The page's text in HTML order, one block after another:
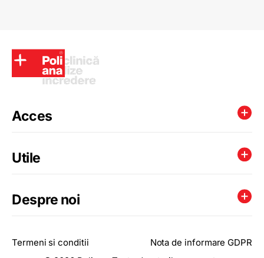
Acces
Utile
Despre noi
Termeni si conditii
Nota de informare GDPR